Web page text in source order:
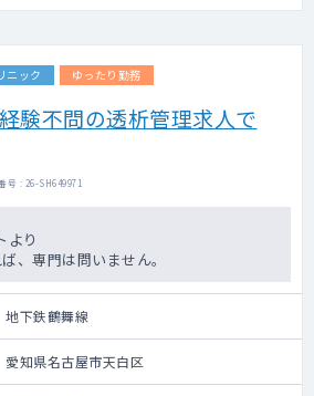
ニック ゆったり勤務
験不問の透析管理求人で
号 : 26-SH649971
より
、専門は問いません。
地下鉄鶴舞線
愛知県名古屋市天白区